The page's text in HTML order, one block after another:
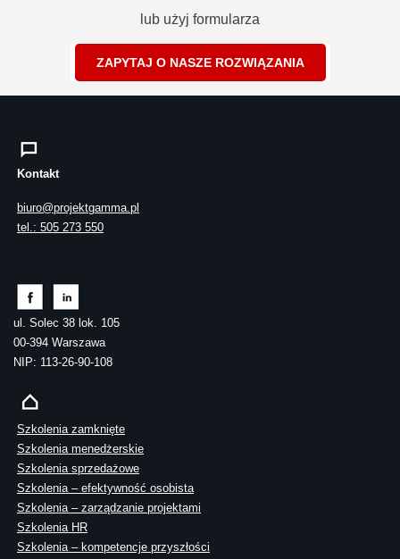
lub użyj formularza
ZAPYTAJ O NASZE ROZWIĄZANIA
Kontakt
biuro@projektgamma.pl
tel.: 505 273 550
ul. Solec 38 lok. 105
00-394 Warszawa
NIP: 113-26-90-108
Szkolenia zamknięte
Szkolenia menedżerskie
Szkolenia sprzedażowe
Szkolenia – efektywność osobista
Szkolenia – zarządzanie projektami
Szkolenia HR
Szkolenia – kompetencje przyszłości